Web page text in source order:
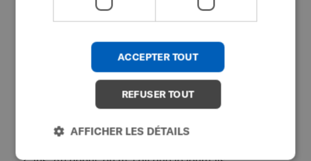
ITALIAN
KOREAN
CHINESE (TRADITIONAL)
ACCEPTER TOUT
REFUSER TOUT
AFFICHER LES DÉTAILS